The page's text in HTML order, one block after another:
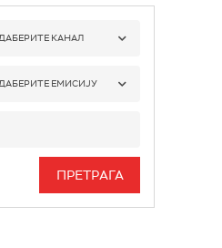
КАНАЛ
РАДИО БЕОГРАД 1
РАДИО БЕОГРАД 3
ЕМИСИЈУ
ИНФО